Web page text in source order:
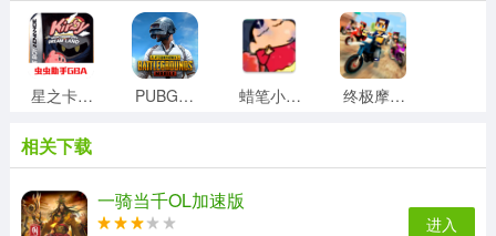
星之卡比梦之泉游戏官方最新版 PUBG地铁逃生透视自瞄辅助手游直装版 蜡笔小新大闯关正版 终极摩托车狂飙最新免费版
深空之眼无广告版 钢铁华尔兹正版
相关下载
一骑当千OL加速版
进入